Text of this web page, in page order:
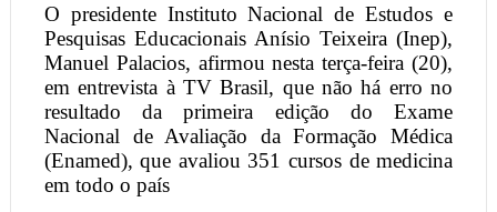
O presidente Instituto Nacional de Estudos e
Pesquisas Educacionais Anísio Teixeira (Inep),
Manuel Palacios, afirmou nesta terça-feira (20),
em entrevista à TV Brasil, que não há erro no
resultado da primeira edição do Exame
Nacional de Avaliação da Formação Médica
(Enamed), que avaliou 351 cursos de medicina
em todo o país